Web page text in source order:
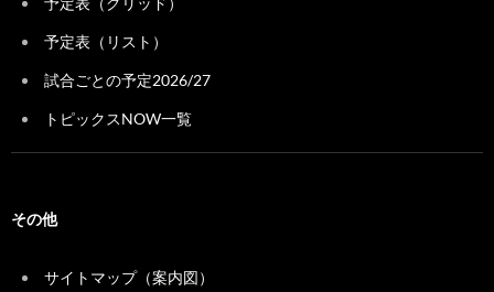
予定表（リスト）
試合ごとの予定2026/27
トピックスNOW一覧
その他
サイトマップ（案内図）